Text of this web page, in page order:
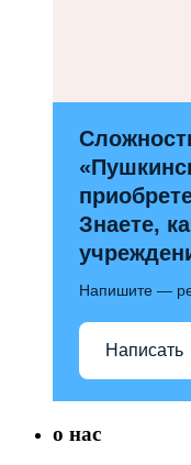
Знаете,
Напишите —
Написать
о нас